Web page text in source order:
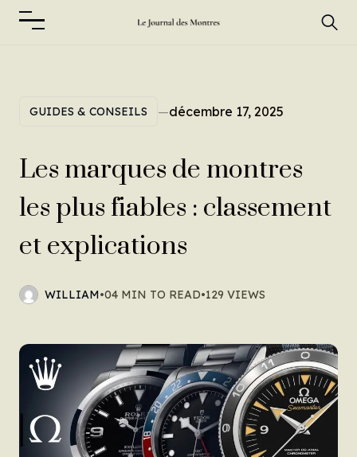
GUIDES & CONSEILS —décembre 17, 2025
Les marques de montres
les plus fiables : classement
et explications
WILLIAM•04 MIN TO READ•129 VIEWS